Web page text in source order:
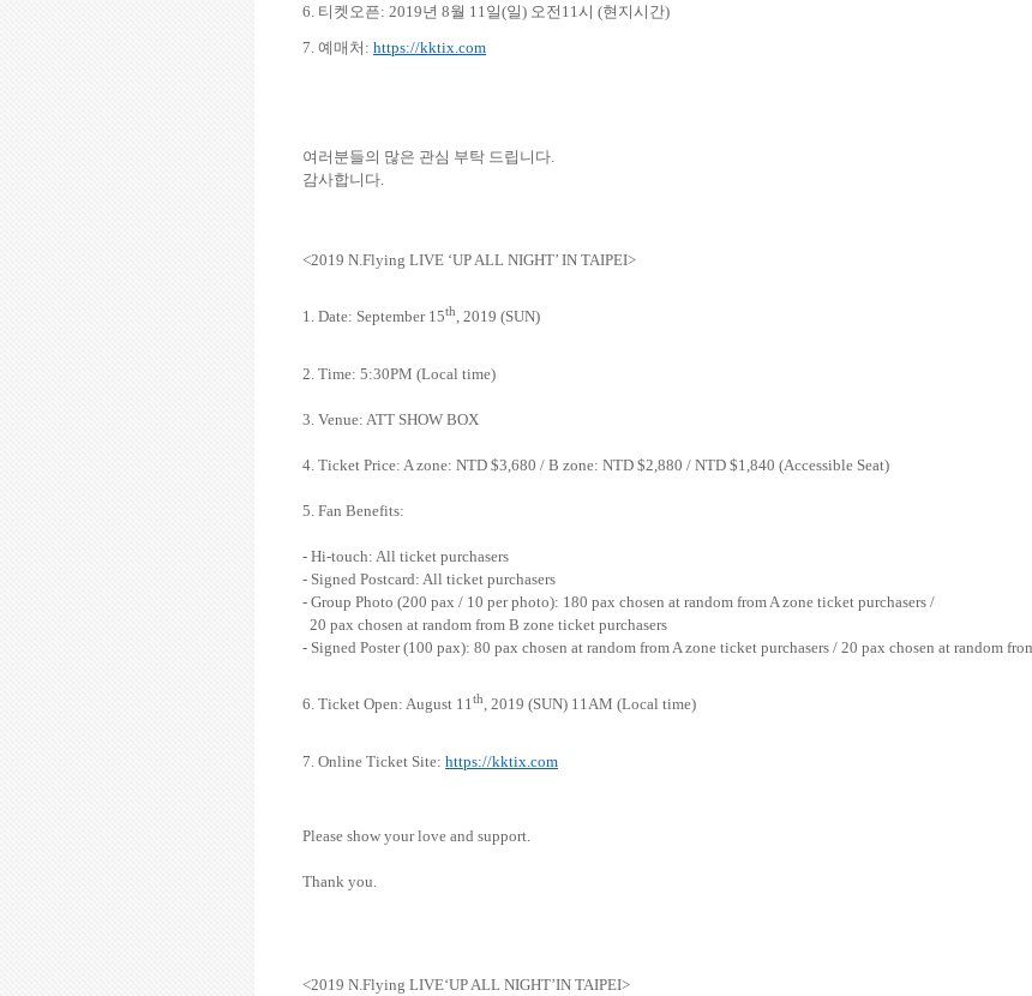
6. 티켓오픈: 2019년 8월 11 일(일) 오전 11 시 (현지시간)
7. 예매처 : https://kktix.com
여러분들의 많은 관심 부탁 드립니다.
감사합니다.
<2019 N.Flying LIVE ‘UP ALL NIGHT’ IN TAIPEI>
1. Date: September 15th , 2019 (SUN)
2. Time: 5:30PM (Local time)
3. Venue: ATT SHOW BOX
4. Ticket Price: A zone: NTD $3,680 / B zone: NTD $2,880 / NTD $1,840 (Accessible Seat)
5. Fan Benefits:
- Hi-touch: All ticket purchasers
- Signed Postcard: All ticket purchasers
- Group Photo (200 pax / 10 per photo): 180 pax chosen at random from A zone ticket purchasers /
20 pax chosen at random from B zone ticket purchasers
- Signed Poster (100 pax): 80 pax chosen at random from A zone ticket purchasers / 20 pax chosen at random
6. Ticket Open: August 11 th , 2019 (SUN) 11AM (Local time)
7. Online Ticket Site: https://kktix.com
Please show your love and support.
Thank you.
<2019 N.Flying LIVE‘UP ALL NIGHT’IN TAIPEI>